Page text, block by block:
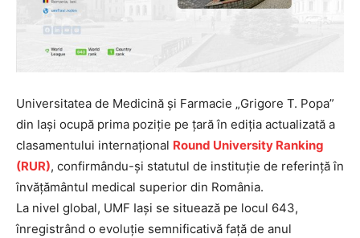
Universitatea de Medicină și Farmacie „Grigore T. Popa”
din Iași ocupă prima poziție pe țară în ediția actualizată a
clasamentului internațional Round University Ranking
(RUR), confirmându-și statutul de instituție de referință în
învățământul medical superior din România.
La nivel global, UMF Iași se situează pe locul 643,
înregistrând o evoluție semnificativă față de anul